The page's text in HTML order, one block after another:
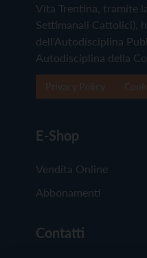
Vita Trentina, tramite
Settimanali Cattolici),
dell'Autodisciplina
Autodisciplina della
E-Shop
Vendita Online
Abbonamenti
Contatti